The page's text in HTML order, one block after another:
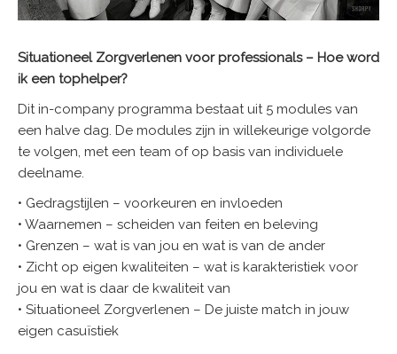
Situationeel Zorgverlenen voor professionals – Hoe word
ik een tophelper?
Dit in-company programma bestaat uit 5 modules van
een halve dag. De modules zijn in willekeurige volgorde
te volgen, met een team of op basis van individuele
deelname.
• Gedragstijlen – voorkeuren en invloeden
• Waarnemen – scheiden van feiten en beleving
• Grenzen – wat is van jou en wat is van de ander
• Zicht op eigen kwaliteiten – wat is karakteristiek voor
jou en wat is daar de kwaliteit van
• Situationeel Zorgverlenen – De juiste match in jouw
eigen casuïstiek